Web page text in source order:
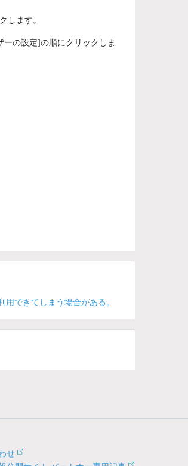
します。
の設定]の順にクリックしま
できてしまう場合がある。
せ